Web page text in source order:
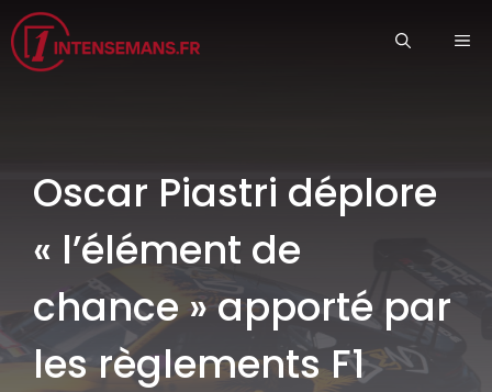
Aller
au
contenu
Oscar Piastri déplore
« l’élément de
chance » apporté par
les règlements F1